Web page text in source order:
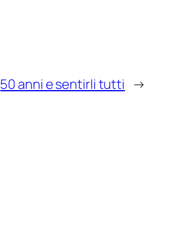
50 anni e sentirli tutti →